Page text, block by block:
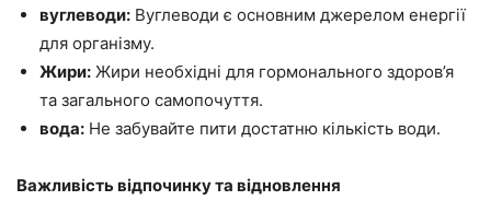
вуглеводи: Вуглеводи є основним джерелом енергії
для організму.
Жири: Жири необхідні для гормонального здоров’я
та загального самопочуття.
вода: Не забувайте пити достатню кількість води.
Важливість відпочинку та відновлення